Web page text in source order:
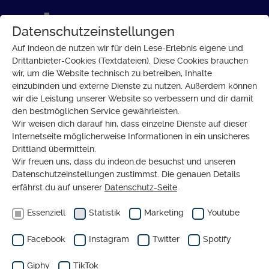
GESELLSCHAFT
Ein Besuch im Kosovo
Datenschutzeinstellungen
Auf indeon.de nutzen wir für dein Lese-Erlebnis eigene und
Drittanbieter-Cookies (Textdateien). Diese Cookies brauchen
wir, um die Website technisch zu betreiben, Inhalte
einzubinden und externe Dienste zu nutzen. Außerdem können
wir die Leistung unserer Website so verbessern und dir damit
den bestmöglichen Service gewährleisten.
Wir weisen dich darauf hin, dass einzelne Dienste auf dieser
Internetseite möglicherweise Informationen in ein unsicheres
Drittland übermitteln.
Wir freuen uns, dass du indeon.de besuchst und unseren
Datenschutzeinstellungen zustimmst. Die genauen Details
erfährst du auf unserer Datenschutz-Seite
Essenziell Statistik Marketing Youtube
Facebook Instagram Twitter Spotify
Giphy TikTok